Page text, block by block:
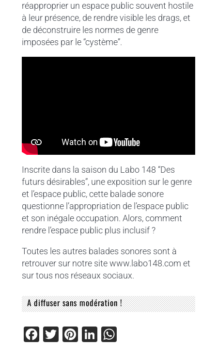
réapproprier un espace public souvent hostile
à leur présence, de rendre visible les drags, et
de déconstruire les normes de genre
imposées par le “cystème”.
Inscrite dans la saison du Labo 148 “Des
futurs désirables”, une exposition sur le genre
et l’espace public, cette balade sonore
questionne l’appropriation de l’espace public
et son inégale occupation. Alors, comment
rendre l’espace public plus inclusif ?
Toutes les autres balades sonores sont à
retrouver sur notre site www.labo148.com et
sur tous nos réseaux sociaux.
A diffuser sans modération !
F T Pi Li W